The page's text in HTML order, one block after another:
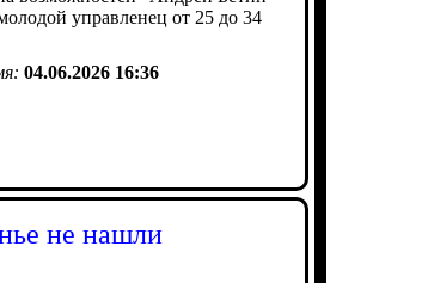
управленец от 25 до 34
04.06.2026 16:36
не нашли